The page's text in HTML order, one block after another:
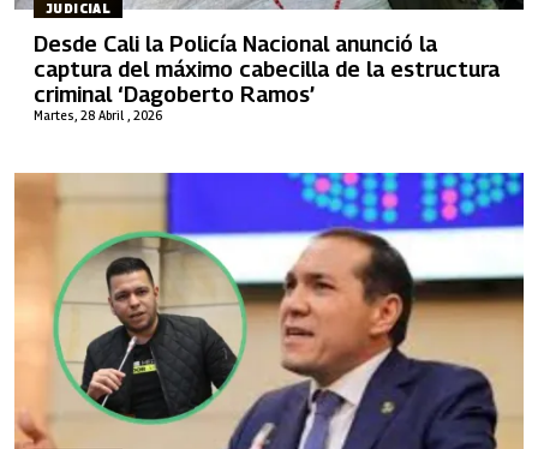
JUDICIAL
Martes, 28 Abril , 2026
Desde Cali la Policía Nacional anunció la
captura del máximo cabecilla de la estructura
criminal ‘Dagoberto Ramos’